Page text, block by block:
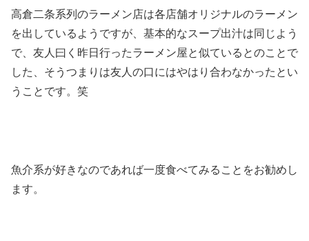
高倉二条系列のラーメン店は各店舗オリジナルのラーメン
を出しているようですが、基本的なスープ出汁は同じよう
で、友人曰く昨日行ったラーメン屋と似ているとのことで
した、そうつまりは友人の口にはやはり合わなかったとい
うことです。笑
魚介系が好きなのであれば一度食べてみることをお勧めし
ます。